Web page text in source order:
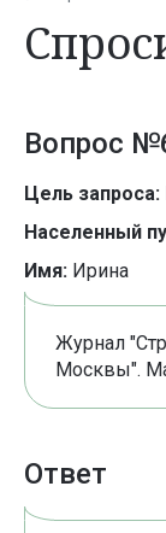
Вопрос
Цель запроса:
Населенный
Имя: Ирина
Журнал
Москвы".
Ответ